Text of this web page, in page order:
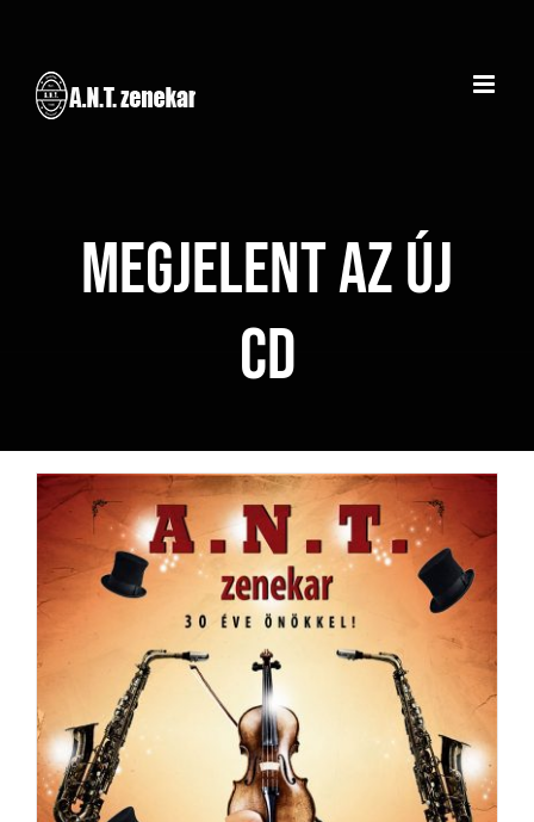
megjelent az új
CD
Megjelent az új CD
Újdonságok Zenekar